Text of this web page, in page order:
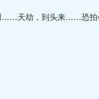
用……天劫，到头来……